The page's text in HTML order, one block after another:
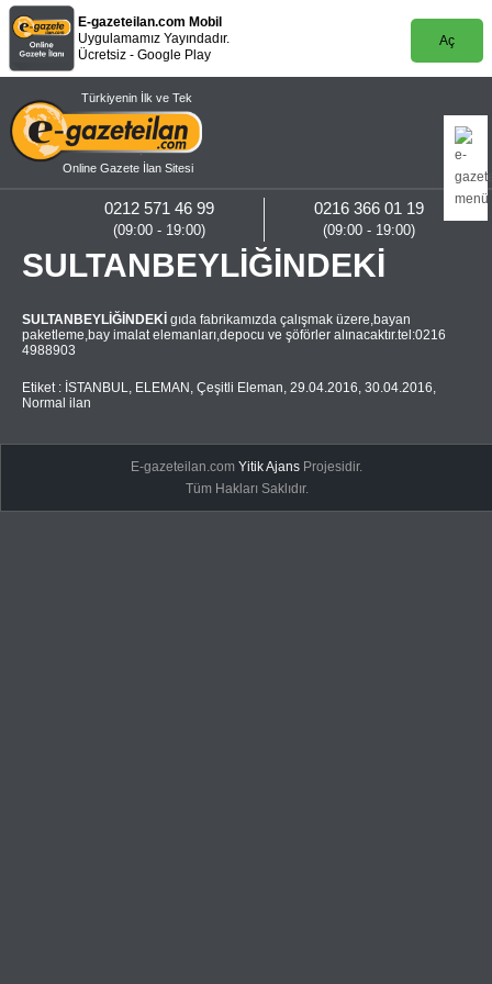
E-gazeteilan.com Mobil
Uygulamamız Yayındadır.
Ücretsiz - Google Play
Aç
Türkiyenin İlk ve Tek
Online Gazete İlan Sitesi
0216 366 01 19
(09:00 - 19:00)
0212 571 46 99
(09:00 - 19:00)
SULTANBEYLİĞİNDEKİ
SULTANBEYLİĞİNDEKİ gıda fabrikamızda çalışmak üzere,bayan
paketleme,bay imalat elemanları,depocu ve şöförler alınacaktır.tel:0216
4988903
Etiket : İSTANBUL, ELEMAN , Çeşitli Eleman, 29.04.2016, 30.04.2016,
Normal ilan
E-gazeteilan.comYitik Ajans Projesidir.
Tüm Hakları Saklıdır.